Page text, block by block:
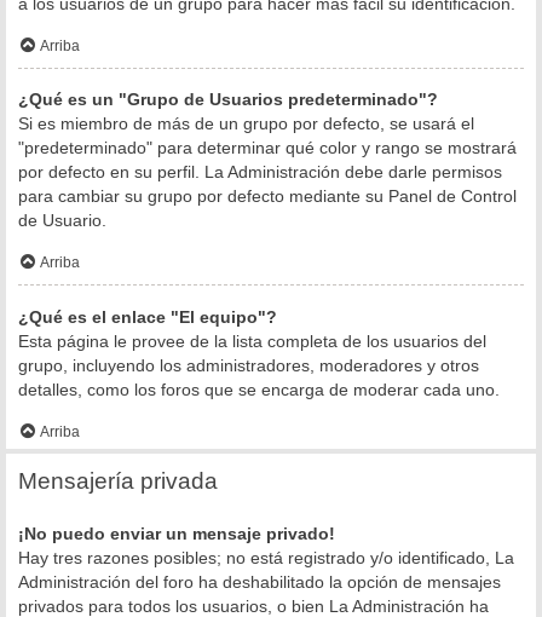
Arriba
¿Qué es un "Grupo de Usuarios predeterminado"?
Si es miembro de más de un grupo por defecto, se usará el
"predeterminado" para determinar qué color y rango se mostrará
por defecto en su perfil. La Administración debe darle permisos
para cambiar su grupo por defecto mediante su Panel de Control
de Usuario.
Arriba
¿Qué es el enlace "El equipo"?
Esta página le provee de la lista completa de los usuarios del
grupo, incluyendo los administradores, moderadores y otros
detalles, como los foros que se encarga de moderar cada uno.
Arriba
Mensajería privada
¡No puedo enviar un mensaje privado!
Hay tres razones posibles; no está registrado y/o identificado, La
Administración del foro ha deshabilitado la opción de mensajes
privados para todos los usuarios, o bien La Administración ha